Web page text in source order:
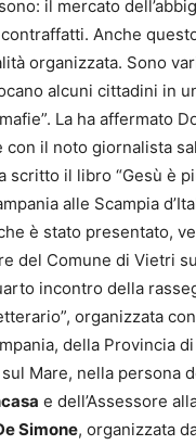
il mercato
Anche
organizzata. Sono
alcuni cittadini in
La ha affermato
con il noto giornalista
scritto il libro “Gesù è
alle Scampia
è stato presentato,
del Comune di Vietri
incontro della
organizzata
della Provincia
Mare, nella persona
e dell’Assessore
Simone, organizzata